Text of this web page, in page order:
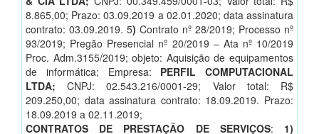
8.865,00; Prazo: 03.09.2019 a 02.01.2020; data assinatura
contrato: 03.09.2019. 5) Contrato nº 28/2019; Processo nº
93/2019; Pregão Presencial nº 20/2019 – Ata nº 10/2019
Proc. Adm.3155/2019; objeto: Aquisição de equipamentos
de informática; Empresa: PERFIL COMPUTACIONAL
LTDA;CNPJ: 02.543.216/0001-29; Valor total: R$
209.250,00; data assinatura contrato: 18.09.2019. Prazo:
18.09.2019 a 02.11.2019;
CONTRATOS DE PRESTAÇÃO DE SERVIÇOS: 1)